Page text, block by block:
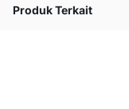
Produk Terkait